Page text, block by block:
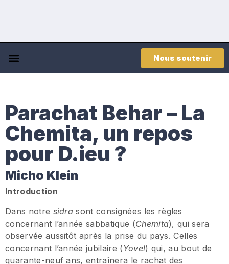
Nous soutenir
Parachat Behar – La
Chemita, un repos
pour D.ieu ?
Micho Klein
Introduction
Dans notre sidra sont consignées les règles
concernant l’année sabbatique (Chemita), qui sera
observée aussitôt après la prise du pays. Celles
concernant l’année jubilaire (Yovel) qui, au bout de
quarante-neuf ans, entraînera le rachat des